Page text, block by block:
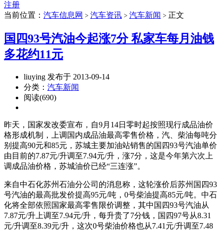
注册
当前位置： 汽车信息网 > 汽车资讯 > 汽车新闻 > 正文
国四93号汽油今起涨7分 私家车每月油钱
多花约11元
liuying 发布于 2013-09-14
分类： 汽车新闻
阅读(690)
昨天，国家发改委宣布，自9月14日零时起按照现行成品油价
格形成机制，上调国内成品油最高零售价格，汽、柴油每吨分
别提高90元和85元，苏城主要加油站销售的国四93号汽油单价
由目前的7.87元/升调至7.94元/升，涨7分，这是今年第六次上
调成品油价格，苏城油价已经“三连涨”。
来自中石化苏州石油分公司的消息称，这轮涨价后苏州国四93
号汽油的最高批发价提高95元/吨，0号柴油提高85元/吨。中石
化将全部依照国家最高零售限价调整，其中国四93号汽油从
7.87元/升上调至7.94元/升，每升贵了7分钱，国四97号从8.31
元/升调至8.39元/升，这次0号柴油价格也从7.41元/升调至7.48